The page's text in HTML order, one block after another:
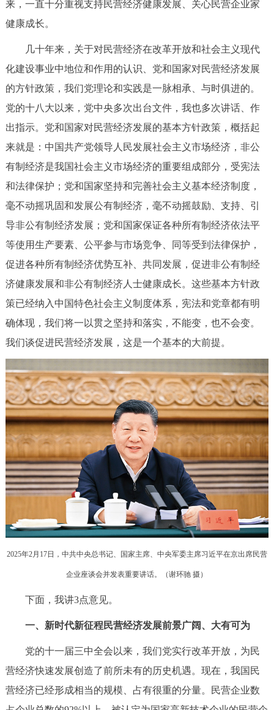
政民互动
12345网上接诉即办 我要咨询 我要建议
参与调查 在线访谈 图说互动
走进北京
北京概况 十六区概览 人文北京
绿色北京 图说北京 视频北京
多语种
한국어
DEUTSCH FRANÇAIS РУССКИЙ ЯЗЫК
ITALIANO
回到顶部
来，一直十分重视支持民营经济健康发展、关心民营企业家
健康成长。
几十年来，关于对民营经济在改革开放和社会主义现代
化建设事业中地位和作用的认识、党和国家对民营经济发展
的方针政策，我们党理论和实践是一脉相承、与时俱进的。
党的十八大以来，党中央多次出台文件，我也多次讲话、作
出指示。党和国家对民营经济发展的基本方针政策，概括起
来就是：中国共产党领导人民发展社会主义市场经济，非公
有制经济是我国社会主义市场经济的重要组成部分，受宪法
和法律保护；党和国家坚持和完善社会主义基本经济制度，
毫不动摇巩固和发展公有制经济，毫不动摇鼓励、支持、引
导非公有制经济发展；党和国家保证各种所有制经济依法平
等使用生产要素、公平参与市场竞争、同等受到法律保护，
促进各种所有制经济优势互补、共同发展，促进非公有制经
济健康发展和非公有制经济人士健康成长。这些基本方针政
策已经纳入中国特色社会主义制度体系，宪法和党章都有明
确体现，我们将一以贯之坚持和落实，不能变，也不会变。
我们谈促进民营经济发展，这是一个基本的大前提。
2025年2月17日，中共中央总书记、国家主席、中央军委主席习近平在京出席民营
企业座谈会并发表重要讲话。（谢环驰 摄）
下面，我讲3点意见。
一、新时代新征程民营经济发展前景广阔、大有可为
党的十一届三中全会以来，我们党实行改革开放，为民
营经济快速发展创造了前所未有的历史机遇。现在，我国民
营经济已经形成相当的规模、占有很重的分量。民营企业数